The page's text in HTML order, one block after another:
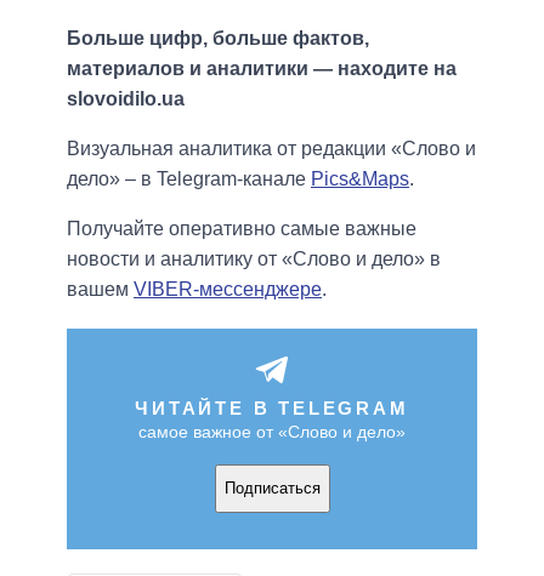
Больше цифр, больше фактов,
материалов и аналитики — находите на
slovoidilo.ua
Визуальная аналитика от редакции «Слово и
дело» – в Telegram-канале Pics&Maps.
Получайте оперативно самые важные
новости и аналитику от «Слово и дело» в
вашем VIBER-мессенджере.
ЧИТАЙТЕ В TELEGRAM
самое важное от «Слово и дело»
Подписаться